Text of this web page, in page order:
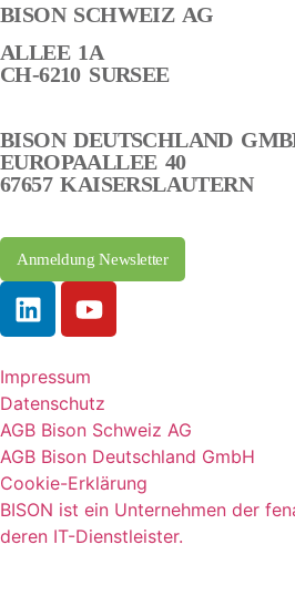
BISON SCHWEIZ AG
ALLEE 1A
CH-6210 SURSEE
BISON DEUTSCHLAND
EUROPAALLEE 40
67657 KAISERSLAUTERN
Anmeldung Newsletter
Impressum
Datenschutz
AGB Bison Schweiz AG
AGB Bison Deutschland GmbH
Cookie-Erklärung
BISON ist ein Unternehmen der
deren IT-Dienstleister.